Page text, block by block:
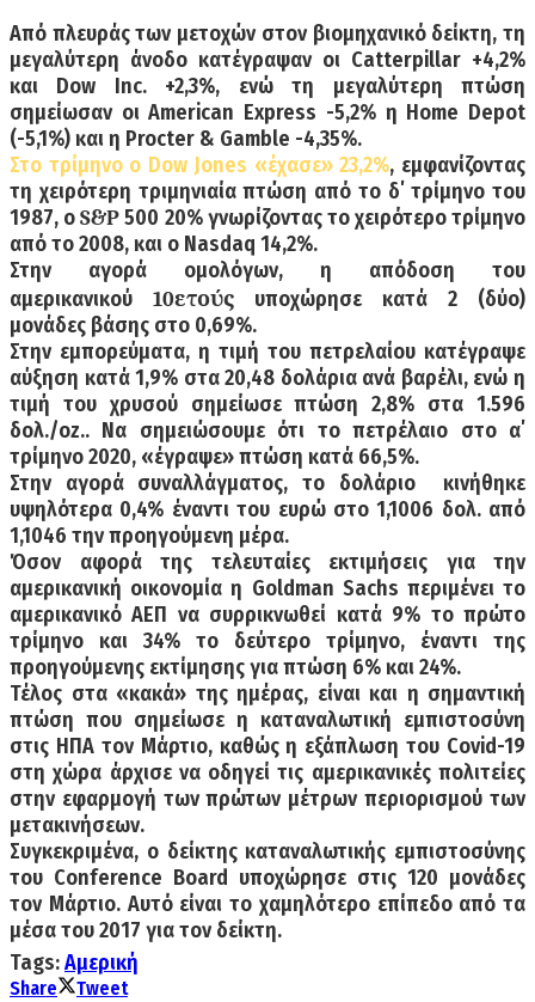
Από πλευράς των μετοχών στον βιομηχανικό δείκτη, τη
μεγαλύτερη άνοδο κατέγραψαν οι Catterpillar +4,2%
και Dow Inc. +2,3%, ενώ τη μεγαλύτερη πτώση
σημείωσαν οι American Express -5,2% η Home Depot
(-5,1%) και η Procter & Gamble -4,35%.
Στο τρίμηνο ο Dow Jones «έχασε» 23,2%, εμφανίζοντας
τη χειρότερη τριμηνιαία πτώση από το δ΄ τρίμηνο του
1987, οS&P500 20% γνωρίζοντας το χειρότερο τρίμηνο
από το 2008, και ο Nasdaq 14,2%.
Στην αγορά ομολόγων, η απόδοση του
αμερικανικού 10ετούς υποχώρησε κατά 2 (δύο)
μονάδες βάσης στο 0,69%.
Στην εμπορεύματα, η τιμή του πετρελαίου κατέγραψε
αύξηση κατά 1,9% στα 20,48 δολάρια ανά βαρέλι, ενώ η
τιμή του χρυσού σημείωσε πτώση 2,8% στα 1.596
δολ./oz.. Να σημειώσουμε ότι το πετρέλαιο στο α΄
τρίμηνο 2020, «έγραψε» πτώση κατά 66,5%.
Στην αγορά συναλλάγματος, το δολάριο κινήθηκε
υψηλότερα 0,4% έναντι του ευρώ στο 1,1006 δολ. από
1,1046 την προηγούμενη μέρα.
Όσον αφορά της τελευταίες εκτιμήσεις για την
αμερικανική οικονομία η Goldman Sachs περιμένει το
αμερικανικό ΑΕΠ να συρρικνωθεί κατά 9% το πρώτο
τρίμηνο και 34% το δεύτερο τρίμηνο, έναντι της
προηγούμενης εκτίμησης για πτώση 6% και 24%.
Τέλος στα «κακά» της ημέρας, είναι και η σημαντική
πτώση που σημείωσε η καταναλωτική εμπιστοσύνη
στις ΗΠΑ τον Μάρτιο, καθώς η εξάπλωση του Covid-19
στη χώρα άρχισε να οδηγεί τις αμερικανικές πολιτείες
στην εφαρμογή των πρώτων μέτρων περιορισμού των
μετακινήσεων.
Συγκεκριμένα, ο δείκτης καταναλωτικής εμπιστοσύνης
του Conference Board υποχώρησε στις 120 μονάδες
τον Μάρτιο. Αυτό είναι το χαμηλότερο επίπεδο από τα
μέσα του 2017 για τον δείκτη.
Tags:Αμερική
Share
Tweet